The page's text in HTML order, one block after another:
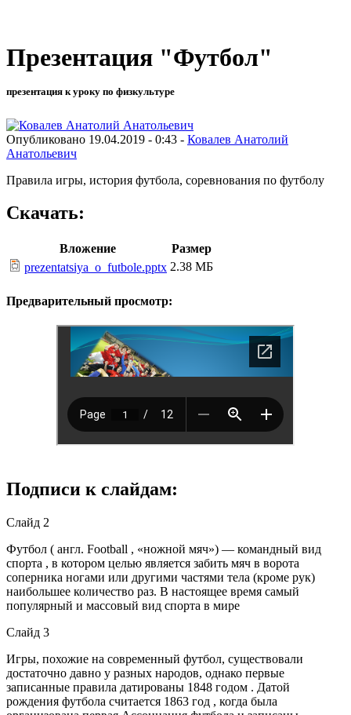
Презентация "Футбол"
презентация к уроку по физкультуре
Опубликовано 19.04.2019 - 0:43 - Ковалев Анатолий
Анатольевич
Правила игры, история футбола, соревнования по футболу
Скачать:
Вложение
Размер
prezentatsiya_o_futbole.pptx 2.38 МБ
Предварительный просмотр:
Подписи к слайдам:
Слайд 2
Футбол ( англ. Football , «ножной мяч») — командный вид
спорта , в котором целью является забить мяч в ворота
соперника ногами или другими частями тела (кроме рук)
наибольшее количество раз. В настоящее время самый
популярный и массовый вид спорта в мире
Слайд 3
Игры, похожие на современный футбол, существовали
достаточно давно у разных народов, однако первые
записанные правила датированы 1848 годом . Датой
рождения футбола считается 1863 год , когда была